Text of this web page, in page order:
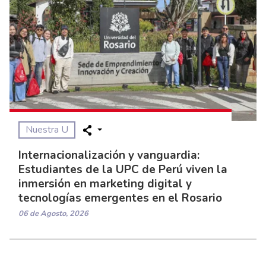
Nuestra U
Internacionalización y vanguardia:
Estudiantes de la UPC de Perú viven la
inmersión en marketing digital y
tecnologías emergentes en el Rosario
06 de Agosto, 2026